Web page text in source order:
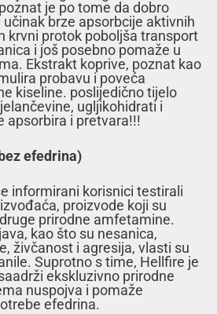
je po tome da dobro
brze apsorbcije aktivnih
krvni protok poboljša transport
i još posebno pomaže u
Ekstrakt koprive, poznat kao
probavu i poveća
kiseline. poslijedično tijelo
ugljikohidrati i
apsorbira i pretvara!!!
efedrina)
informirani korisnici testirali
proizvode koji su
prirodne amfetamine.
kao što su nesanica,
živčanost i agresija, vlasti su
Suprotno s time, Hellfire je
ekskluzivno prirodne
nuspojva i pomaže
efedrina.